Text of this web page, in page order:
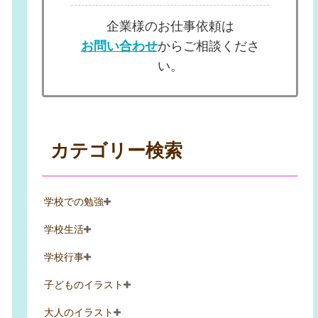
企業様のお仕事依頼は
お問い合わせからご相談くださ
い。
カテゴリー検索
学校での勉強
学校生活
学校行事
子どものイラスト
大人のイラスト